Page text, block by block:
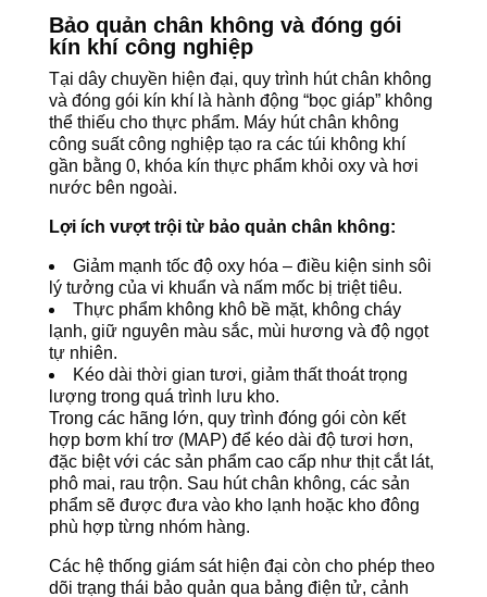
Bảo quản chân không và đóng gói
kín khí công nghiệp
Tại dây chuyền hiện đại, quy trình hút chân không
và đóng gói kín khí là hành động “bọc giáp” không
thể thiếu cho thực phẩm. Máy hút chân không
công suất công nghiệp tạo ra các túi không khí
gần bằng 0, khóa kín thực phẩm khỏi oxy và hơi
nước bên ngoài.
Lợi ích vượt trội từ bảo quản chân không:
Giảm mạnh tốc độ oxy hóa – điều kiện sinh sôi
lý tưởng của vi khuẩn và nấm mốc bị triệt tiêu.
Thực phẩm không khô bề mặt, không cháy
lạnh, giữ nguyên màu sắc, mùi hương và độ ngọt
tự nhiên.
Kéo dài thời gian tươi, giảm thất thoát trọng
lượng trong quá trình lưu kho.
Trong các hãng lớn, quy trình đóng gói còn kết
hợp bơm khí trơ (MAP) để kéo dài độ tươi hơn,
đặc biệt với các sản phẩm cao cấp như thịt cắt lát,
phô mai, rau trộn. Sau hút chân không, các sản
phẩm sẽ được đưa vào kho lạnh hoặc kho đông
phù hợp từng nhóm hàng.
Các hệ thống giám sát hiện đại còn cho phép theo
dõi trạng thái bảo quản qua bảng điện tử, cảnh